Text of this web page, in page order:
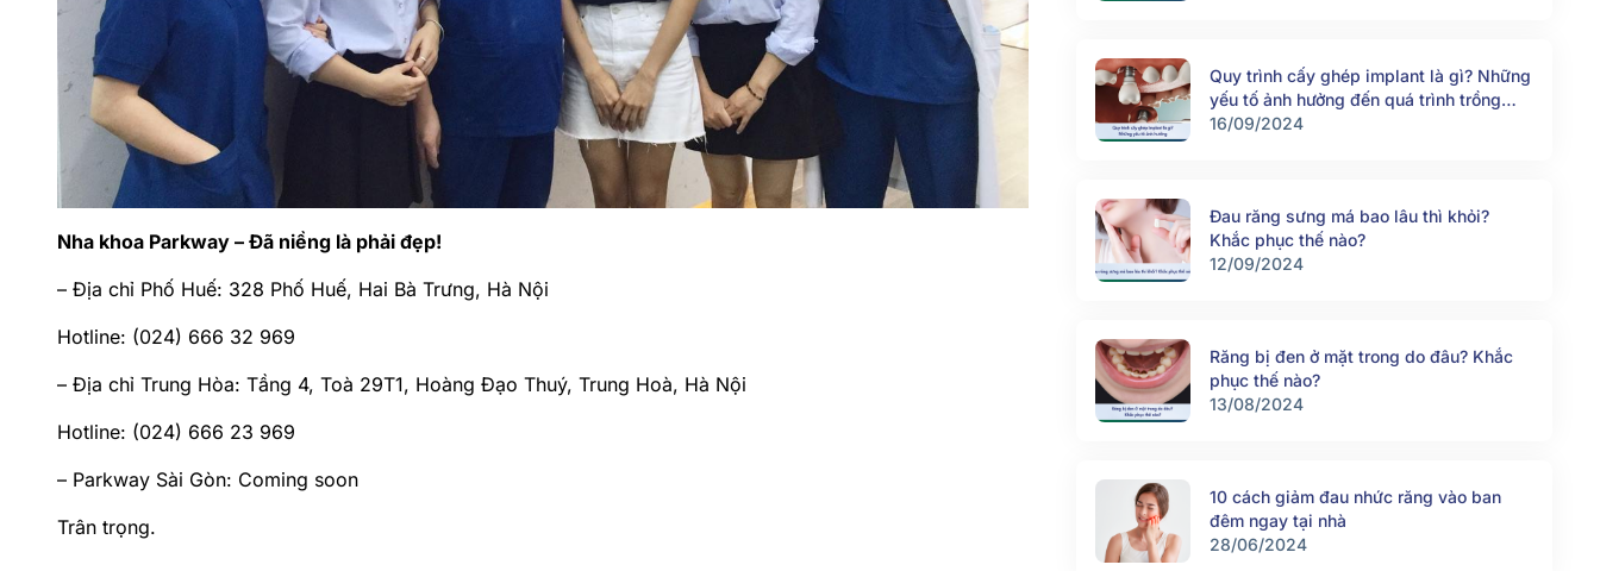
Nha khoa Parkway – Đã niềng là phải đẹp!
– Địa chỉ Phố Huế: 328 Phố Huế, Hai Bà Trưng, Hà Nội
Hotline: (024) 666 32 969
– Địa chỉ Trung Hòa: Tầng 4, Toà 29T1, Hoàng Đạo Thuý, Trung Hoà, Hà Nội
Hotline: (024) 666 23 969
– Parkway Sài Gòn: Coming soon
Trân trọng.
Quy trình cấy ghép implant là gì? Những
yếu tố ảnh hưởng đến quá trình trồng
răng implant
16/09/2024
Đau răng sưng má bao lâu thì khỏi?
Khắc phục thế nào?
12/09/2024
Răng bị đen ở mặt trong do đâu? Khắc
phục thế nào?
13/08/2024
10 cách giảm đau nhức răng vào ban
đêm ngay tại nhà
28/06/2024